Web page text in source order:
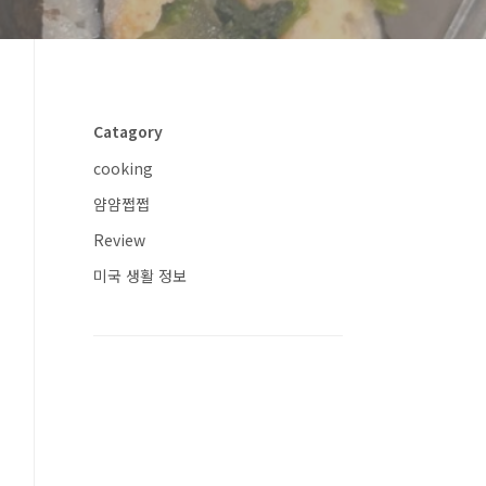
Catagory
cooking
얌얌쩝쩝
Review
미국 생활 정보